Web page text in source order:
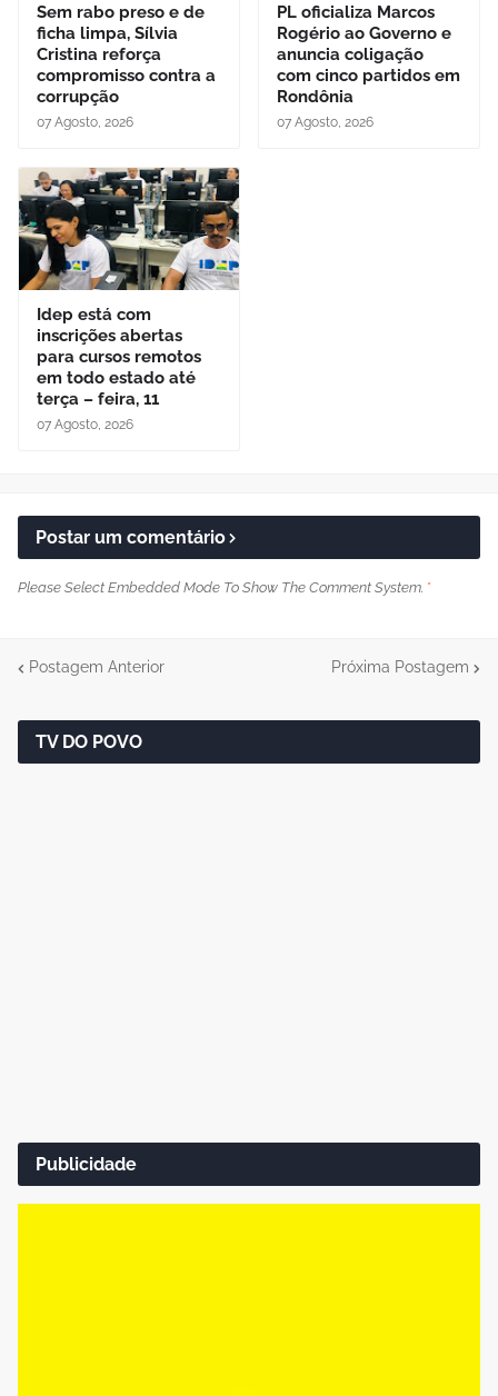
Sem rabo preso e de
ficha limpa, Sílvia
Cristina reforça
compromisso contra a
corrupção
07 Agosto, 2026
PL oficializa Marcos
Rogério ao Governo e
anuncia coligação
com cinco partidos em
Rondônia
07 Agosto, 2026
Idep está com
inscrições abertas
para cursos remotos
em todo estado até
terça – feira, 11
07 Agosto, 2026
Postar um comentário
Please Select Embedded Mode To Show The Comment System. *
Postagem Anterior Próxima Postagem
TV DO POVO
Publicidade